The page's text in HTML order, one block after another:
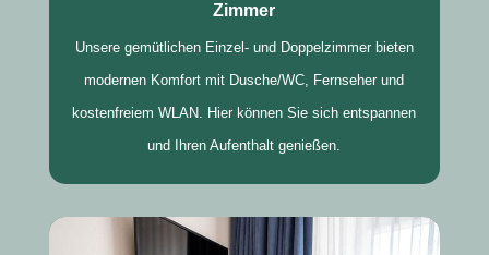
Zimmer
Unsere gemütlichen Einzel- und Doppelzimmer bieten
modernen Komfort mit Dusche/WC, Fernseher und
kostenfreiem WLAN. Hier können Sie sich entspannen
und Ihren Aufenthalt genießen.